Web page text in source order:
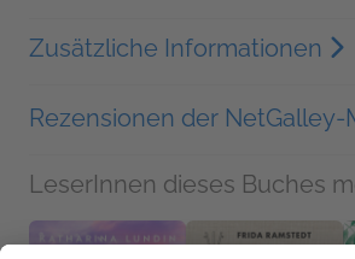
Zusätzliche Informationen
Rezensionen der
LeserInnen dieses Buches